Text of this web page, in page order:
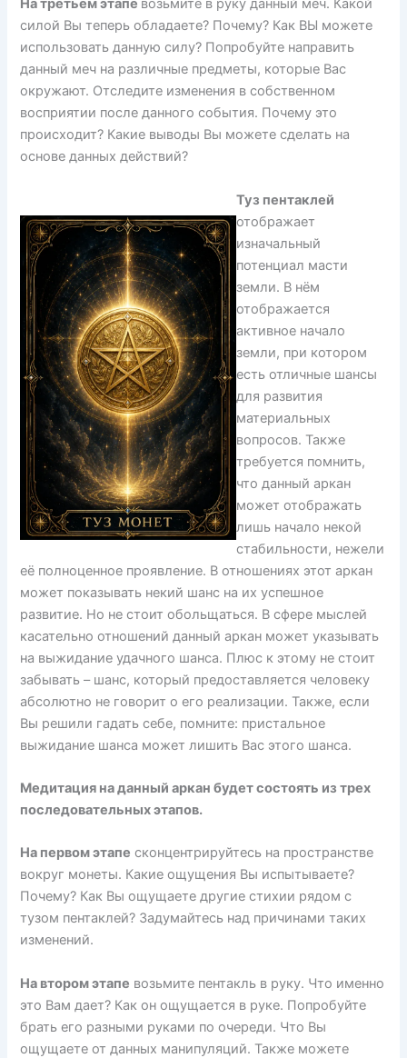
На третьем этапе возьмите в руку данный меч. Какой
силой Вы теперь обладаете? Почему? Как ВЫ можете
использовать данную силу? Попробуйте направить
данный меч на различные предметы, которые Вас
окружают. Отследите изменения в собственном
восприятии после данного события. Почему это
происходит? Какие выводы Вы можете сделать на
основе данных действий?
Туз пентаклей
отображает
изначальный
потенциал масти
земли. В нём
отображается
активное начало
земли, при котором
есть отличные шансы
для развития
материальных
вопросов. Также
требуется помнить,
что данный аркан
может отображать
лишь начало некой
стабильности, нежели
её полноценное проявление. В отношениях этот аркан
может показывать некий шанс на их успешное
развитие. Но не стоит обольщаться. В сфере мыслей
касательно отношений данный аркан может указывать
на выжидание удачного шанса. Плюс к этому не стоит
забывать – шанс, который предоставляется человеку
абсолютно не говорит о его реализации. Также, если
Вы решили гадать себе, помните: пристальное
выжидание шанса может лишить Вас этого шанса.
Медитация на данный аркан будет состоять из трех
последовательных этапов.
На первом этапе сконцентрируйтесь на пространстве
вокруг монеты. Какие ощущения Вы испытываете?
Почему? Как Вы ощущаете другие стихии рядом с
тузом пентаклей? Задумайтесь над причинами таких
изменений.
На втором этапе возьмите пентакль в руку. Что именно
это Вам дает? Как он ощущается в руке. Попробуйте
брать его разными руками по очереди. Что Вы
ощущаете от данных манипуляций. Также можете